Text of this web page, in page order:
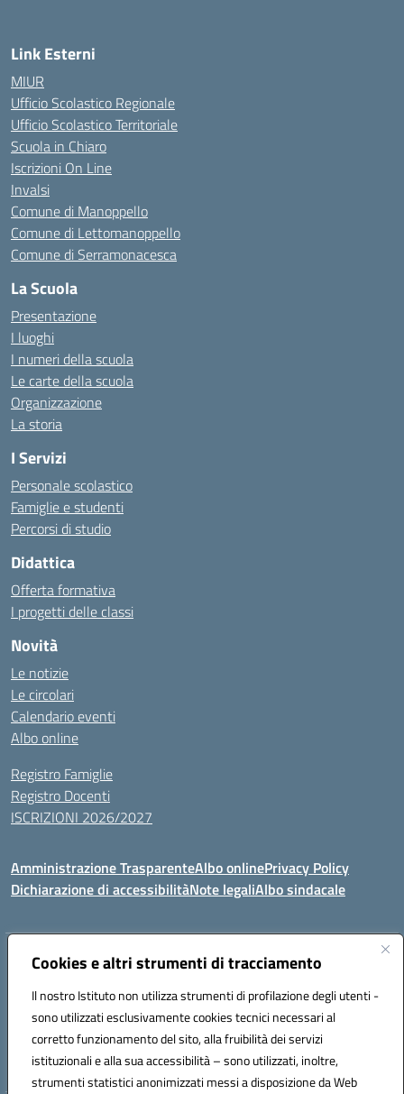
Cookies e altri strumenti di tracciamento
Il nostro Istituto non utilizza strumenti di profilazione degli utenti -
sono utilizzati esclusivamente cookies tecnici necessari al
corretto funzionamento del sito, alla fruibilità dei servizi
istituzionali e alla sua accessibilità – sono utilizzati, inoltre,
strumenti statistici anonimizzati messi a disposizione da Web
Link Esterni
MIUR
Ufficio Scolastico Regionale
Ufficio Scolastico Territoriale
Scuola in Chiaro
Iscrizioni On Line
Invalsi
Comune di Manoppello
Comune di Lettomanoppello
Comune di Serramonacesca
La Scuola
Presentazione
I luoghi
I numeri della scuola
Le carte della scuola
Organizzazione
La storia
I Servizi
Personale scolastico
Famiglie e studenti
Percorsi di studio
Didattica
Offerta formativa
I progetti delle classi
Novità
Le notizie
Le circolari
Calendario eventi
Albo online
Registro Famiglie
Registro Docenti
ISCRIZIONI 2026/2027
Amministrazione TrasparenteAlbo onlinePrivacy Policy
Dichiarazione di accessibilitàNote legaliAlbo sindacale
Indirizzo:VIA S.VITTORIA, 11, 65024 MANOPPELLO (PE)
Posta elettronica certificata (PEC):peic81700n@pec.istruzione.it
Codice fiscale: 91100540680
Codice meccanografico: PEIC81700N